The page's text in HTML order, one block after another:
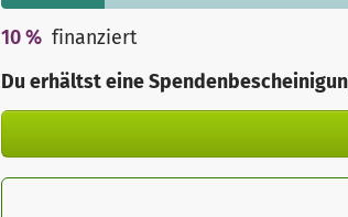
10% finanziert
Du erhältst eine